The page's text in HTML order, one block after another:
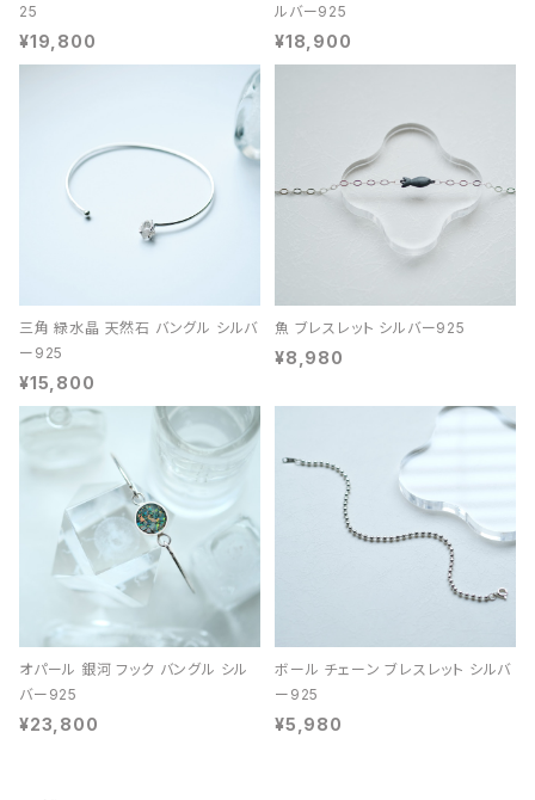
25
¥19,800
ルバー925
¥18,900
三角 緑水晶 天然石 バングル シルバ
ー925
¥15,800
魚 ブレスレット シルバー925
¥8,980
オパール 銀河 フック バングル シル
バー925
¥23,800
ボール チェーン ブレスレット シルバ
ー925
¥5,980